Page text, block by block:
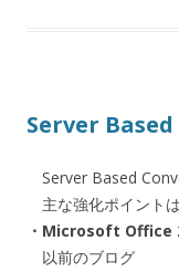
Server
Server Based
主な強化ポイント
・Microsoft Office
以前のブログ